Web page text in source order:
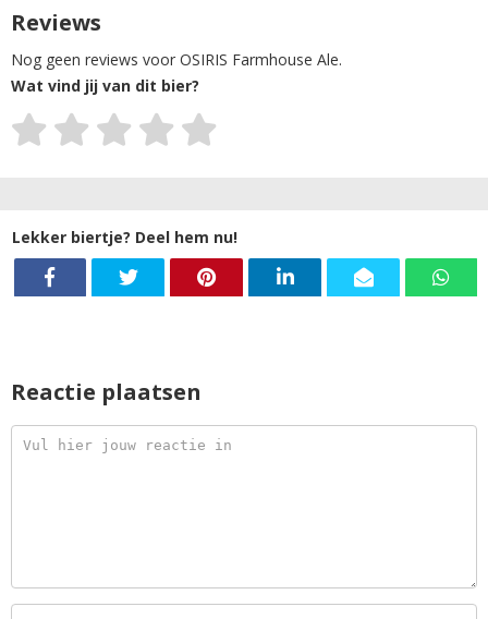
Reviews
Nog geen reviews voor OSIRIS Farmhouse Ale.
Wat vind jij van dit bier?
Lekker biertje? Deel hem nu!
Reactie plaatsen